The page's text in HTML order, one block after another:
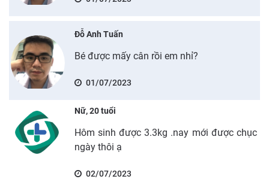
Đỗ Anh Tuấn
Bé được mấy cân rồi em nhỉ?
01/07/2023
Nữ, 20 tuổi
Hôm sinh được 3.3kg .nay mới được chục
ngày thôi ạ
02/07/2023